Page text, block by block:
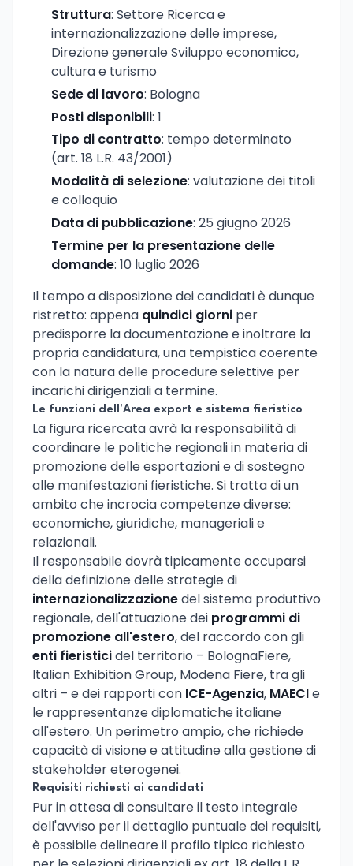
Struttura: Settore Ricerca e
internazionalizzazione delle imprese,
Direzione generale Sviluppo economico,
cultura e turismo
Sede di lavoro: Bologna
Posti disponibili: 1
Tipo di contratto: tempo determinato
(art. 18 L.R. 43/2001)
Modalità di selezione: valutazione dei titoli
e colloquio
Data di pubblicazione: 25 giugno 2026
Termine per la presentazione delle
domande: 10 luglio 2026
Il tempo a disposizione dei candidati è dunque
ristretto: appena quindici giorni per
predisporre la documentazione e inoltrare la
propria candidatura, una tempistica coerente
con la natura delle procedure selettive per
incarichi dirigenziali a termine.
Le funzioni dell'Area export e sistema fieristico
La figura ricercata avrà la responsabilità di
coordinare le politiche regionali in materia di
promozione delle esportazioni e di sostegno
alle manifestazioni fieristiche. Si tratta di un
ambito che incrocia competenze diverse:
economiche, giuridiche, manageriali e
relazionali.
Il responsabile dovrà tipicamente occuparsi
della definizione delle strategie di
internazionalizzazionedel sistema produttivo
regionale, dell'attuazione dei programmi di
promozione all'estero, del raccordo con gli
enti fieristicidel territorio – BolognaFiere,
Italian Exhibition Group, Modena Fiere, tra gli
altri – e dei rapporti con ICE-Agenzia, MAECIe
le rappresentanze diplomatiche italiane
all'estero. Un perimetro ampio, che richiede
capacità di visione e attitudine alla gestione di
stakeholder eterogenei.
Requisiti richiesti ai candidati
Pur in attesa di consultare il testo integrale
dell'avviso per il dettaglio puntuale dei requisiti,
è possibile delineare il profilo tipico richiesto